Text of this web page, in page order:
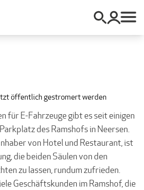
öffentlich gestromert werden
für E-Fahrzeuge gibt es seit einigen
des Ramshofs in Neersen.
von Hotel und Restaurant, ist
die beiden Säulen von den
zu lassen, rundum zufrieden.
Geschäftskunden im Ramshof, die